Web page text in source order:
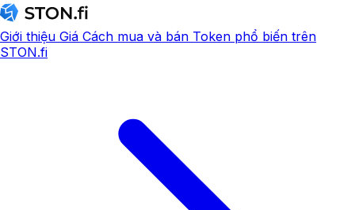
Giới thiệu Giá Cách mua và bán Token phổ biến trên
STON.fi